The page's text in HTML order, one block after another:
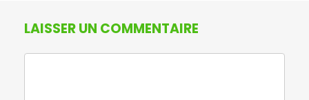
LAISSER UN COMMENTAIRE